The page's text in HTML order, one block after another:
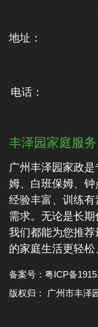
地址：
电话：
丰泽园家庭服务
广州丰泽园家政
姆、白班保姆、
经验丰富、训练
需求。无论是长
我们都能为您推
的家庭生活更轻松
备案号： 粤ICP备
版权归： 广州市丰泽